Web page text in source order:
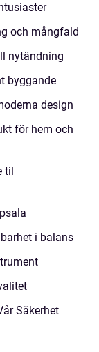
och mångfald
nytändning
byggande
design
för hem och
til
i balans
Säkerhet